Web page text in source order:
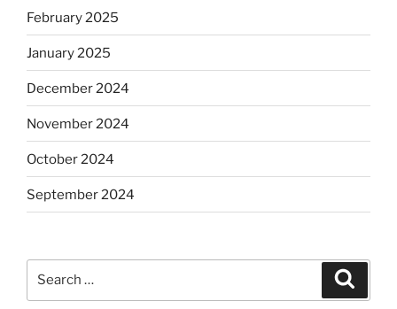
February 2025
January 2025
December 2024
November 2024
October 2024
September 2024